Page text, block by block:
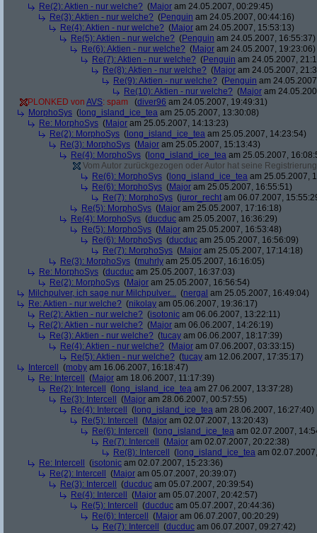
Re(2): Aktien - nur welche? (Major am 24.05.2007, 00:29:45)
Re(3): Aktien - nur welche? (Penguin am 24.05.2007, 00:44:16)
Re(4): Aktien - nur welche? (Major am 24.05.2007, 15:53:13)
Re(5): Aktien - nur welche? (Penguin am 24.05.2007, 16:55:37)
Re(6): Aktien - nur welche? (Major am 24.05.2007, 19:23:06)
Re(7): Aktien - nur welche? (Penguin am 24.05.2007,
Re(8): Aktien - nur welche? (Major am 24.05.2007,
Re(9): Aktien - nur welche? (Penguin am
Re(10): Aktien - nur welche? (Major am
PLONKED von AVS: spam (diver96 am 24.05.2007, 19:49:31)
MorphoSys ( long_island_ice_tea am 25.05.2007, 13:30:08)
Re: MorphoSys (Major am 25.05.2007, 14:13:23)
Re(2): MorphoSys ( long_island_ice_tea am 25.05.2007, 14:23:54)
Re(3): MorphoSys (Major am 25.05.2007, 15:13:43)
Re(4): MorphoSys ( long_island_ice_tea am 25.05.2007,
Vom Autor zurückgezogen oder Autor hat seine
Re(6): MorphoSys ( long_island_ice_tea am 25.05.2007,
Re(6): MorphoSys (Major am 25.05.2007, 16:55:51)
Re(7): MorphoSys (juror_recht am 06.07.2007,
Re(5): MorphoSys (Major am 25.05.2007, 17:16:18)
Re(4): MorphoSys (ducduc am 25.05.2007, 16:36:29)
Re(5): MorphoSys (Major am 25.05.2007, 16:53:48)
Re(6): MorphoSys (ducduc am 25.05.2007, 16:56:09)
Re(7): MorphoSys (Major am 25.05.2007, 17:14:18)
Re(3): MorphoSys (muhrly am 25.05.2007, 16:16:05)
Re: MorphoSys (ducduc am 25.05.2007, 16:37:03)
Re(2): MorphoSys (Major am 25.05.2007, 16:56:54)
Milchpulver, ich sage nur Milchpulver... (nergal am 25.05.2007, 16:49:04)
Re: Aktien - nur welche? (nikolay am 05.06.2007, 19:36:17)
Re(2): Aktien - nur welche? (isotonic am 06.06.2007, 13:22:11)
Re(2): Aktien - nur welche? (Major am 06.06.2007, 14:26:19)
Re(3): Aktien - nur welche? (tucay am 06.06.2007, 18:17:39)
Re(4): Aktien - nur welche? (Major am 07.06.2007, 03:33:15)
Re(5): Aktien - nur welche? (tucay am 12.06.2007, 17:35:17)
Intercell
(moby am 16.06.2007, 16:18:47)
Re: Intercell
(Major am 18.06.2007, 11:17:39)
Re(2): Intercell
( long_island_ice_tea am 27.06.2007, 13:37:28)
Re(3): Intercell
(Major am 28.06.2007, 00:57:55)
Re(4): Intercell
( long_island_ice_tea am 28.06.2007, 16:27:40)
Re(5): Intercell
(Major am 02.07.2007, 13:20:43)
Re(6): Intercell
( long_island_ice_tea am 02.07.2007,
Re(7): Intercell
(Major am 02.07.2007, 20:22:38)
Re(8): Intercell
( long_island_ice_tea am
Re: Intercell
(isotonic am 02.07.2007, 15:23:36)
Re(2): Intercell
(Major am 05.07.2007, 20:39:07)
Re(3): Intercell
(ducduc am 05.07.2007, 20:39:54)
Re(4): Intercell
(Major am 05.07.2007, 20:42:57)
Re(5): Intercell
(ducduc am 05.07.2007, 20:44:36)
Re(6): Intercell
(Major am 06.07.2007, 00:20:29)
Re(7): Intercell
(ducduc am 06.07.2007, 09:27:42)